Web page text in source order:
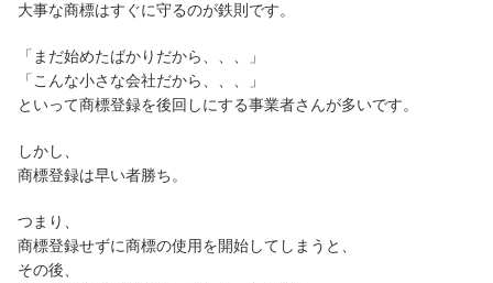
大事な商標はすぐに守るのが鉄則です。
「まだ始めたばかりだから、、、」
「こんな小さな会社だから、、、」
といって商標登録を後回しにする事業者さんが多いです。
しかし、
商標登録は早い者勝ち。
つまり、
商標登録せずに商標の使用を開始してしまうと、
その後、